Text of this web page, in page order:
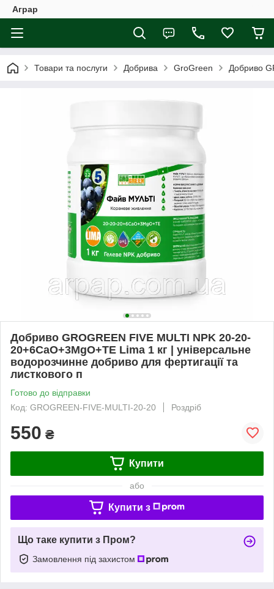
Аграр
Товари та послуги Добрива GroGreen Добриво
Добриво GROGREEN FIVE MULTI NPK 20-20-
20+6CaO+3MgO+TE Lima 1 кг | універсальне
водорозчинне добриво для фертигації та
листкового п
Готово до відправки
Код: GROGREEN-FIVE-MULTI-20-20
Роздріб
550 ₴
Купити
або
Купити з
Що таке купити з Пром?
Замовлення під захистом